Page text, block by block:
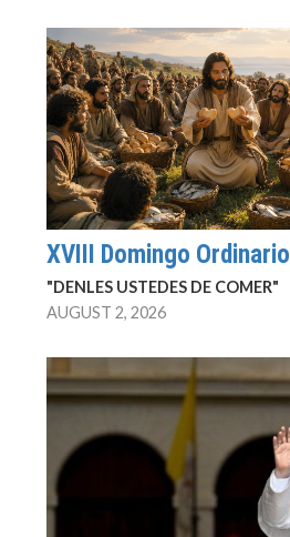
XVIII Domingo Ordinario
"DENLES USTEDES DE COMER"
AUGUST 2, 2026